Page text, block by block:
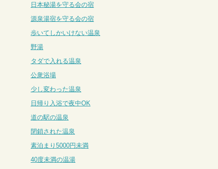
日本秘湯を守る会の宿
源泉湯宿を守る会の宿
歩いてしかいけない温泉
野湯
タダで入れる温泉
公衆浴場
少し変わった温泉
日帰り入浴で夜中OK
道の駅の温泉
閉鎖された温泉
素泊まり5000円未満
40度未満の温湯